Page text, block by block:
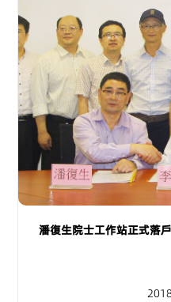
潘復生院士工作站正式落